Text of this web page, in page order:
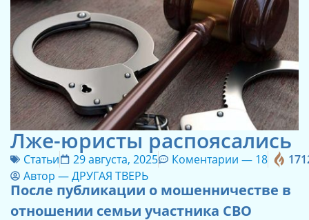
Лже-юристы распоясались
Статьи 29 августа, 2025 Коментарии — 18
Автор —ДРУГАЯ ТВЕРЬ
После публикации о мошенничестве в
отношении семьи участника СВО